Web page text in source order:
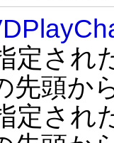
定され
先頭か
定され